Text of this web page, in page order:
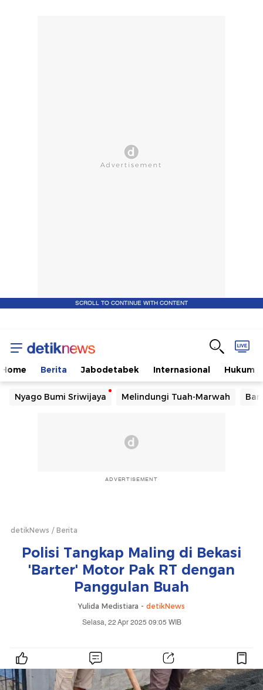
SCROLL TO CONTINUE WITH CONTENT
Home Berita Jabodetabek Internasional Hukum
Nyago Bumi Sriwijaya Melindungi Tuah-Marwah
ADVERTISEMENT
detikNews Berita
Polisi Tangkap Maling di Bekasi
'Barter' Motor Pak RT dengan
Panggulan Buah
Yulida Medistiara - detikNews
Selasa, 22 Apr 2025 09:05 WIB